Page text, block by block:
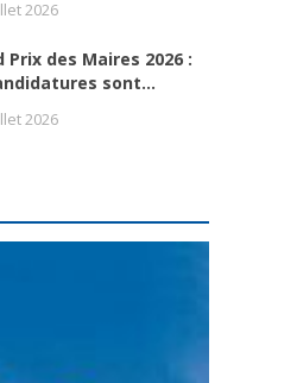
2026
Prix des Maires 2026 :
sont...
2026